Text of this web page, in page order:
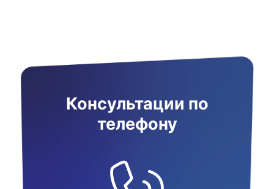
Консультации по
телефону